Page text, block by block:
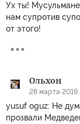
Ух ты!
нам супротив
от этого!
Ольхон
28 марта 2019,
yusuf oguz: Не
прозвали